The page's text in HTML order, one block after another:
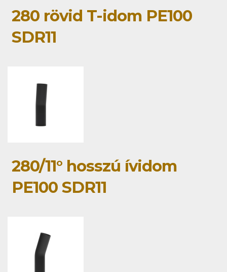
280 rövid T-idom PE100
SDR11
280/11° hosszú ívidom
PE100 SDR11